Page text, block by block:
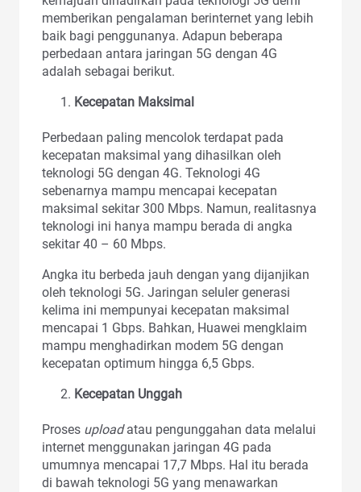
memberikan pengalaman berinternet yang lebih
baik bagi penggunanya. Adapun beberapa
perbedaan antara jaringan 5G dengan 4G
adalah sebagai berikut.
Kecepatan Maksimal
Perbedaan paling mencolok terdapat pada
kecepatan maksimal yang dihasilkan oleh
teknologi 5G dengan 4G. Teknologi 4G
sebenarnya mampu mencapai kecepatan
maksimal sekitar 300 Mbps. Namun, realitasnya
teknologi ini hanya mampu berada di angka
sekitar 40 – 60 Mbps.
Angka itu berbeda jauh dengan yang dijanjikan
oleh teknologi 5G. Jaringan seluler generasi
kelima ini mempunyai kecepatan maksimal
mencapai 1 Gbps. Bahkan, Huawei mengklaim
mampu menghadirkan modem 5G dengan
kecepatan optimum hingga 6,5 Gbps.
Kecepatan Unggah
Proses uploadatau pengunggahan data melalui
internet menggunakan jaringan 4G pada
umumnya mencapai 17,7 Mbps. Hal itu berada
di bawah teknologi 5G yang menawarkan